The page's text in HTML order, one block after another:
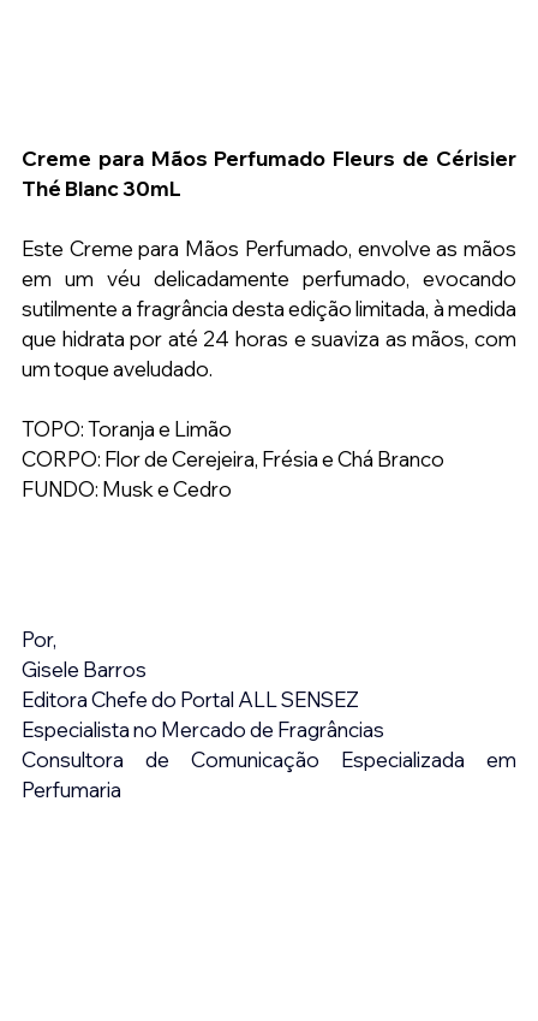
Creme para Mãos Perfumado Fleurs de Cérisier
Thé Blanc 30mL
Este Creme para Mãos Perfumado, envolve as mãos
em um véu delicadamente perfumado, evocando
sutilmente a fragrância desta edição limitada, à medida
que hidrata por até 24 horas e suaviza as mãos, com
um toque aveludado.
TOPO: Toranja e Limão
CORPO: Flor de Cerejeira, Frésia e Chá Branco
FUNDO: Musk e Cedro
Por,
Gisele Barros
Editora Chefe do Portal ALL SENSEZ
Especialista no Mercado de Fragrâncias
Consultora de Comunicação Especializada em
Perfumaria